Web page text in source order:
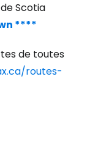
Scotia
****
de toutes
routes-